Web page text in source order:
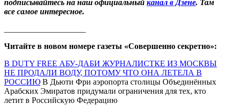
подписывайтесь на наш официальный канал в Дзене. Там
все самое интересное.
Читайте в новом номере газеты «Совершенно секретно»:
В DUTY FREE АБУ-ДАБИ ЖУРНАЛИСТКЕ ИЗ МОСКВЫ
НЕ ПРОДАЛИ ВОДУ, ПОТОМУ ЧТО ОНА ЛЕТЕЛА В
РОССИЮ В Дьюти Фри аэропорта столицы Объединённых
Арабских Эмиратов придумали ограничения для тех, кто
летит в Российскую Федерацию